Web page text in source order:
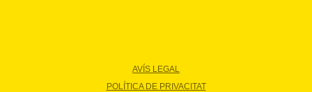
AVÍS LEGAL
POLÍTICA DE PRIVACITAT